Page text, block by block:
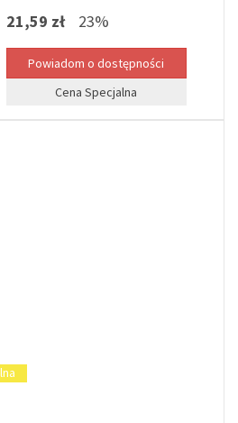
21,59 zł 23%
Cena Specjalna